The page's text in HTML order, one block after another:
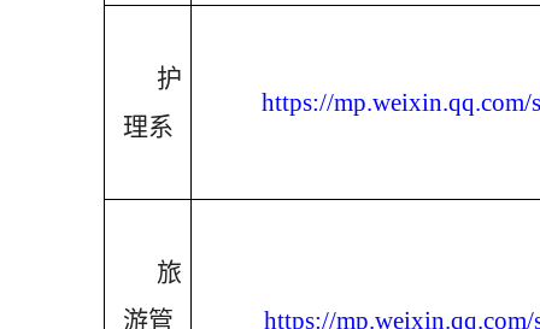
护
理系
https://
旅
游管
https://